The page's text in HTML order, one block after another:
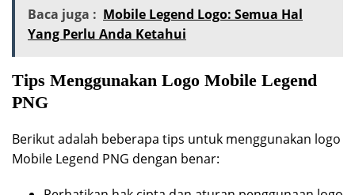
Baca juga : Mobile Legend Logo: Semua Hal
Yang Perlu Anda Ketahui
Tips Menggunakan Logo Mobile Legend
PNG
Berikut adalah beberapa tips untuk menggunakan logo
Mobile Legend PNG dengan benar: